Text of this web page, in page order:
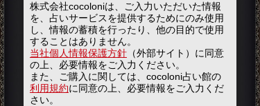
株式会社cocoloniは、ご入力いただいた情報
を、占いサービスを提供するためにのみ使用
し、情報の蓄積を行ったり、他の目的で使用
することはありません。
当社個人情報保護方針（外部サイト）に同意
の上、必要情報をご入力ください。
また、ご購入に関しては、cocoloni占い館の
利用規約に同意の上、必要情報をご入力くだ
さい。